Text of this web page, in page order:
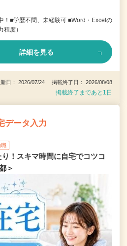
！■学歴不問、未経験可 ■Word・Excelの
程度）
詳細を見る
日： 2026/07/24 掲載終了日： 2026/08/08
掲載終了まであと1日
データ入力
！スキマ時間に自宅でコツコ
＞